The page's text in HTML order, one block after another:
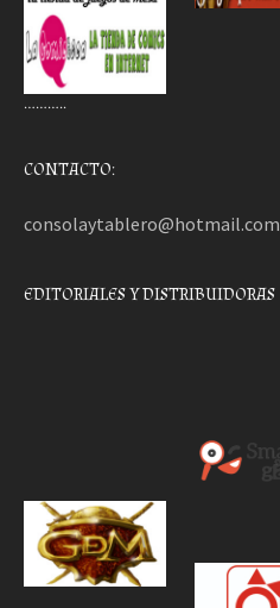
………..
CONTACTO:
consolaytablero@hotmail.com
EDITORIALES Y DISTRIBUIDORAS